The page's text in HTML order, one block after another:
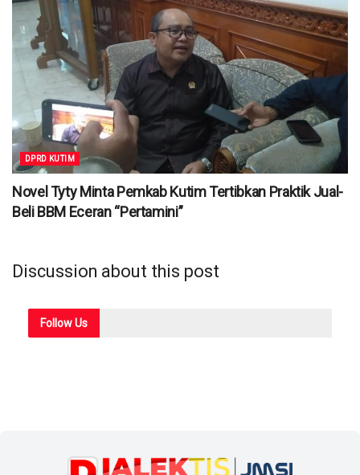
DPRD KUTIM
Novel Tyty Minta Pemkab Kutim Tertibkan Praktik Jual-
Beli BBM Eceran “Pertamini”
Discussion about this post
FollowUs